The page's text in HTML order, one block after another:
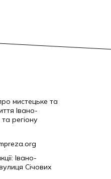
мистецьке та
Івано-
регіону
Івано-
Січових